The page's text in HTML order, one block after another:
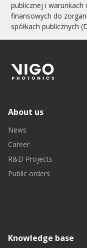
publicznej i
finansowych do
spółkach publicznych
About us
News
Career
R&D Projects
Public orders
Knowledge base